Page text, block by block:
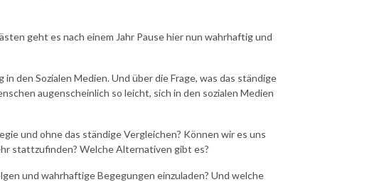
geht es nach einem Jahr Pause hier nun wahrhaftig und
den Sozialen Medien. Und über die Frage, was das ständige
augenscheinlich so leicht, sich in den sozialen Medien
und ohne das ständige Vergleichen? Können wir es uns
stattzufinden? Welche Alternativen gibt es?
und wahrhaftige Begegungen einzuladen? Und welche